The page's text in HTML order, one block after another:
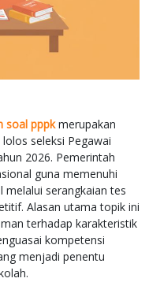
soal pppkmerupakan
seleksi Pegawai
2026. Pemerintah
guna memenuhi
serangkaian tes
Alasan utama topik ini
terhadap karakteristik
kompetensi
menjadi penentu